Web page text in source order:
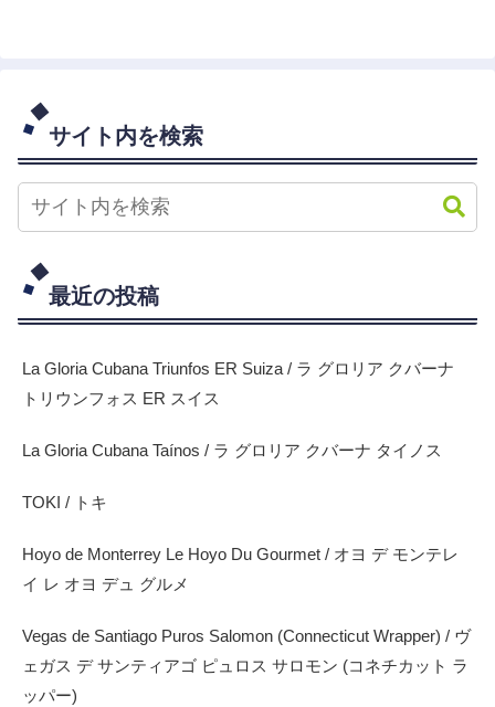
サイト内を検索
最近の投稿
La Gloria Cubana Triunfos ER Suiza / ラ グロリア クバーナ
トリウンフォス ER スイス
La Gloria Cubana Taínos / ラ グロリア クバーナ タイノス
TOKI / トキ
Hoyo de Monterrey Le Hoyo Du Gourmet / オヨ デ モンテレ
イ レ オヨ デュ グルメ
Vegas de Santiago Puros Salomon (Connecticut Wrapper) / ヴ
ェガス デ サンティアゴ ピュロス サロモン (コネチカット ラ
ッパー)